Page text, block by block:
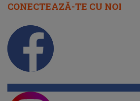
CONECTEAZĂ-TE CU NOI